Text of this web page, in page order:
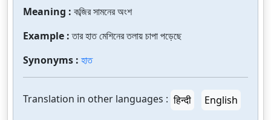
Meaning : কব্জির সামনের অংশ
Example :তার হাত মেশিনের তলায় চাপা পড়েছে
Synonyms : হাত
Translation in other languages : हिन्दी English